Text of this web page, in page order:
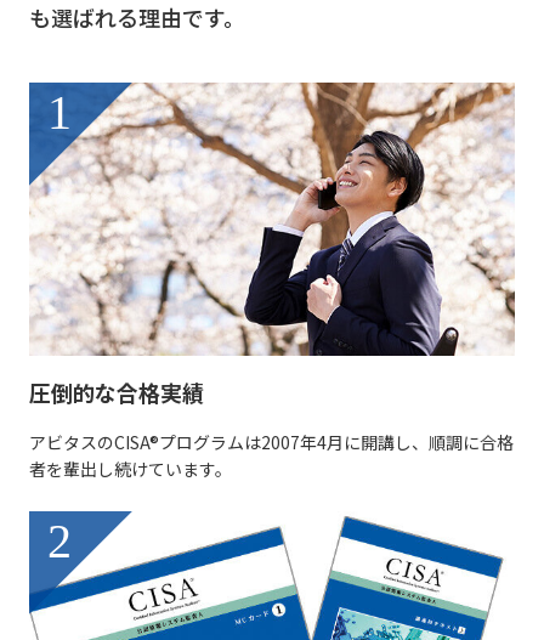
も選ばれる理由です。
1
圧倒的な合格実績
アビタスのCISA®プログラムは2007年4月に開講し、順調に合格
者を輩出し続けています。
2